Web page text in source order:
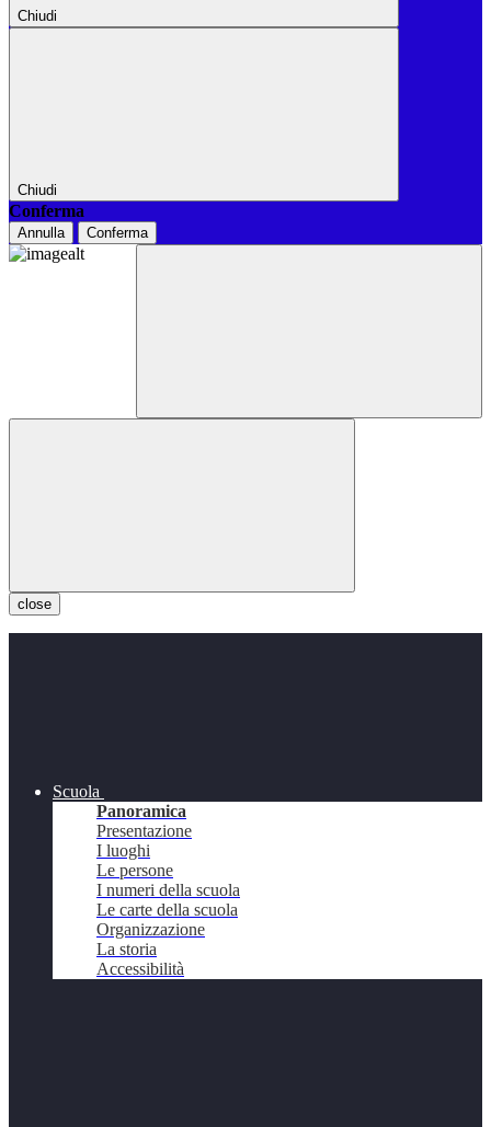
Chiudi
Chiudi
Conferma
Annulla Conferma
close
Scuola
Panoramica
Presentazione
I luoghi
Le persone
I numeri della scuola
Le carte della scuola
Organizzazione
La storia
Accessibilità